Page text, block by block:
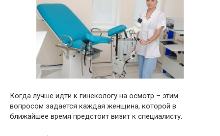
Когда лучше идти к гинекологу на осмотр – этим
вопросом задается каждая женщина, которой в
ближайшее время предстоит визит к специалисту.